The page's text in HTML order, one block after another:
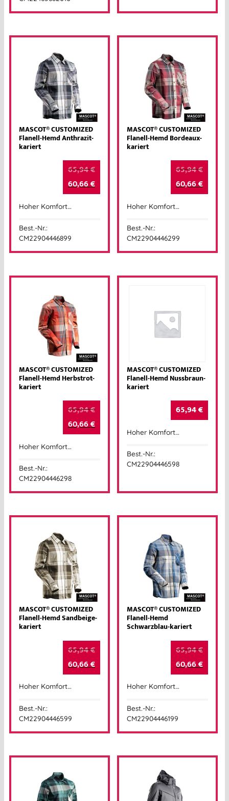
MASCOT® CUSTOMIZED
Flanell-Hemd Anthrazit-
kariert
65,94€
60,66€
Hoher Komfort…
Best.-Nr.:
CM22904446899
MASCOT® CUSTOMIZED
Flanell-Hemd Bordeaux-
kariert
65,94€
60,66€
Hoher Komfort…
Best.-Nr.:
CM22904446299
MASCOT® CUSTOMIZED
Flanell-Hemd Herbstrot-
kariert
65,94€
60,66€
Hoher Komfort…
Best.-Nr.:
CM22904446298
MASCOT® CUSTOMIZED
Flanell-Hemd Nussbraun-
kariert
65,94€
Hoher Komfort…
Best.-Nr.:
CM22904446598
MASCOT® CUSTOMIZED
Flanell-Hemd Sandbeige-
kariert
65,94€
60,66€
Hoher Komfort…
Best.-Nr.:
CM22904446599
MASCOT® CUSTOMIZED
Flanell-Hemd
Schwarzblau-kariert
65,94€
60,66€
Hoher Komfort…
Best.-Nr.:
CM22904446199